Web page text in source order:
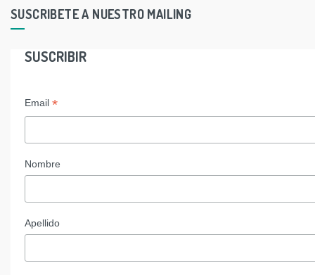
SUSCRIBETE A NUESTRO MAILING
SUSCRIBIR
Email *
Nombre
Apellido